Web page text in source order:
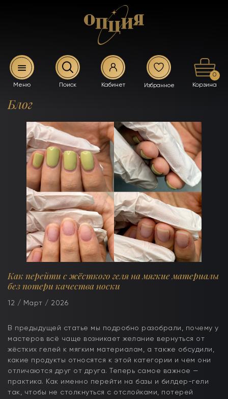
0
Блог
Как перейти с жёсткого геля на мягкие материалы
без потери качества носки
12 / Март / 2026
В предыдущей статье мы подробно разобрали, почему у
мастеров всё чаще возникает желание вернуться от
жёстких гелей к мягким материалам, а также обсудили,
какие продукты относятся к этой категории и чем они
отличаются друг от друга. Теперь самое важное —
практика. Как именно перейти на базы и билдер-гели
так, чтобы не столкнуться с отслойками, потерей